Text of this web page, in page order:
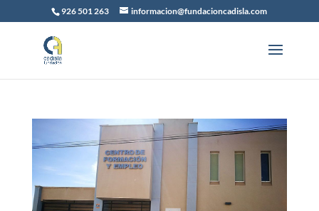
926 501 263 informacion@fundacioncadisla.com